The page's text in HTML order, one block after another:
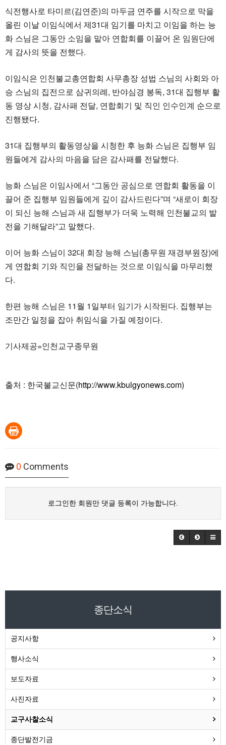
식전행사로 타미르(김연준)의 마두금 연주를 시작으로 막을
올린 이날 이임식에서 제31대 임기를 마치고 이임을 하는 능
화 스님은 그동안 소임을 맡아 연합회를 이끌어 온 임원단에
게 감사의 뜻을 전했다.
이임식은 인천불교총연합회 사무총장 성법 스님의 사회와 아
승 스님의 집전으로 삼귀의례, 반야심경 봉독, 31대 집행부 활
동 영상 시청, 감사패 전달, 연합회기 및 직인 인수인계 순으로
진행됐다.
31대 집행부의 활동영상을 시청한 후 능화 스님은 집행부 임
원들에게 감사의 마음을 담은 감사패를 전달했다.
능화 스님은 이임사에서 “그동안 공심으로 연합회 활동을 이
끌어 준 집행부 임원들에게 깊이 감사드린다”며 “새로이 회장
이 되신 능해 스님과 새 집행부가 더욱 노력해 인천불교의 발
전을 기해달라”고 말했다.
이어 능화 스님이 32대 회장 능해 스님(총무원 재경부원장)에
게 연합회 기와 직인을 전달하는 것으로 이임식을 마무리했
다.
한편 능해 스님은 11월 1일부터 임기가 시작된다. 집행부는
조만간 일정을 잡아 취임식을 가질 예정이다.
기사제공=인천교구종무원
출처 : 한국불교신문(http://www.kbulgyonews.com)
0 Comments
로그인한 회원만 댓글 등록이 가능합니다.
종단소식
공지사항
행사소식
보도자료
사진자료
교구사찰소식
종단발전기금